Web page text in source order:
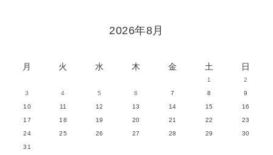
2026年8月
月 火 水 木 金 土 日
1
2
3
4 5 6 7 8
9
10
11 12 13 14 15
16
17
18 19 20 21 22
23
24
25 26 27 28 29
30
31